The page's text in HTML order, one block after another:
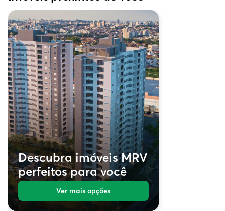
Descubra imóveis MRV
perfeitos para você
Ver mais opções